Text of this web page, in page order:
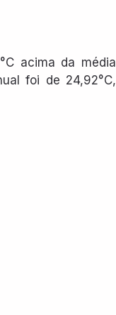
acima da média
foi de 24,92°C,